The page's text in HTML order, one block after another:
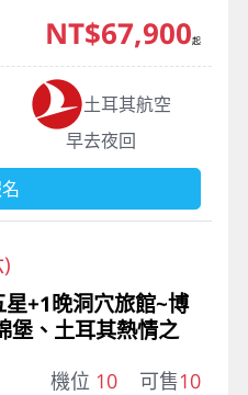
土耳其航空
早去夜回
NT$67,900起
+1晚洞穴旅館~博
堡、土耳其熱情之
機位 10 可售10